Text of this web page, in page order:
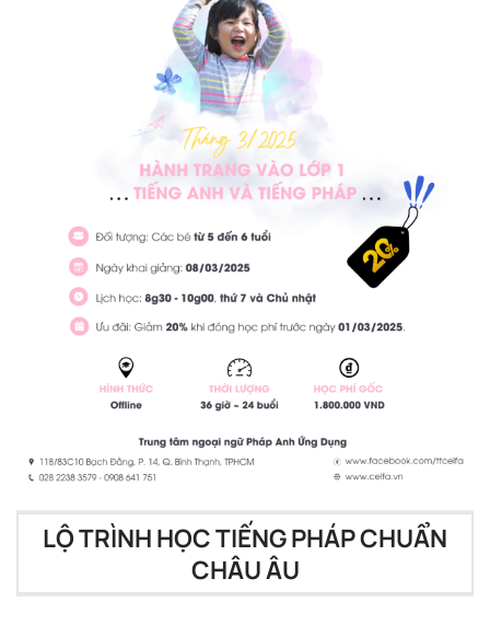
LỘ TRÌNH HỌC TIẾNG PHÁP CHUẨN
CHÂU ÂU